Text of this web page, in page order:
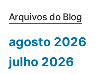
Arquivos do Blog
agosto 2026
julho 2026